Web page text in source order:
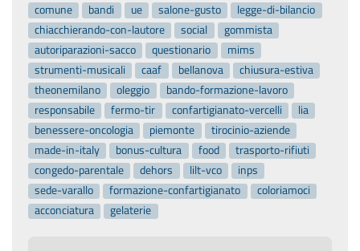
comune bandi ue salone-gusto
legge-di-bilancio
chiacchierando-con-lautore
social
gommista
autoriparazioni-sacco
questionario
mims
strumenti-musicali
caaf bellanova
chiusura-estiva
theonemilano
oleggio
bando-formazione-lavoro
responsabile
fermo-tir confartigianato-vercelli
lia
benessere-oncologia
piemonte
tirocinio-aziende
made-in-italy
bonus-cultura food
trasporto-rifiuti
congedo-parentale
dehors lilt-vco
inps
sede-varallo
formazione-confartigianato
coloriamoci
acconciatura
gelaterie